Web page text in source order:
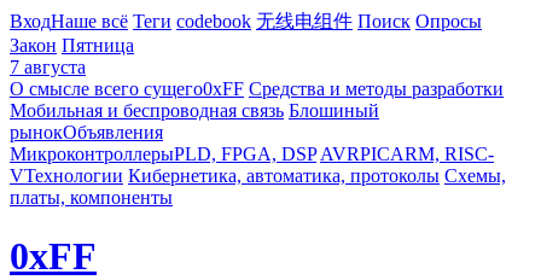
ВходНаше всё Теги codebook 无线电组件 Поиск Опросы
Закон Пятница
7 августа
О смысле всего сущего0xFF Средства и методы разработки
Мобильная и беспроводная связь Блошиный
рынокОбъявления
МикроконтроллерыPLD, FPGA, DSP AVRPICARM, RISC-
VТехнологии Кибернетика, автоматика, протоколы Схемы,
платы, компоненты
0xFF